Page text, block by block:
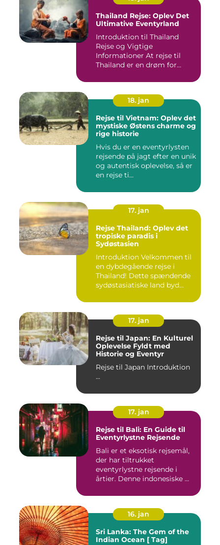
Thailand Rejse: Oplev Det
Ultimative Eventyrland
Introduktion til Thailand
Rejse og Vigtige
Informationer At rejse til
Thailand er en drøm for
18. jan
Rejse til Vietnam: Oplev det
mystiske Østens charme og
rige historie
Hvis du er en eventyrlysten
rejsende på jagt efter en unik
og autentisk oplevelse, så er
en rejse ti...
17. jan
Rejse Thailand: Oplev det
tropiske paradis i
Sydøstasien
Introduktion Velkommen til
en dybdegående rejse i
Thailand! Dette spændende
sydøstasiatiske land byd...
17. jan
Rejse til Japan: En Kulturel
Oplevelse Fyldt med
Historie og Eventyr
Rejse til Japan Introduktion
...
17. jan
Rejse til Bali: En Guide til
Eventyrlystne Rejsende
Bali er et eksotisk rejsemål,
der har tiltrukket
eventyrlystne rejsende i
årtier. Denne indonesiske ...
16. jan
Sri Lanka: The Gem of the
Indian Ocean [ Tag]